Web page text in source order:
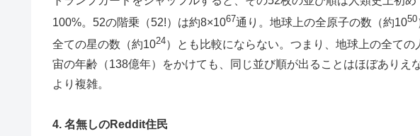
100%。52の階乗（52!）は約8×1067通り。地球上の全原子の数（約1050
全ての星の数（約1024）とも比較にならない。つまり、地球上の全て
宙の年齢（138億年）をかけても、同じ並び順が出ることはほぼありえ
より複雑。
4. 名無しのReddit住民